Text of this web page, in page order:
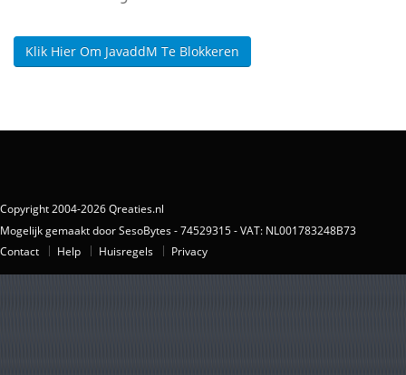
Klik Hier Om JavaddM Te Blokkeren
Copyright 2004-2026 Qreaties.nl
Mogelijk gemaakt door SesoBytes - 74529315 - VAT: NL001783248B73
Contact
Help Huisregels Privacy